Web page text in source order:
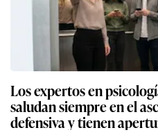
Los expertos en
saludan siempre en el
defensiva y tienen